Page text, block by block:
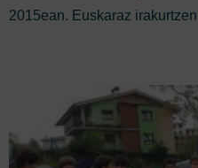
2015ean. Euskaraz